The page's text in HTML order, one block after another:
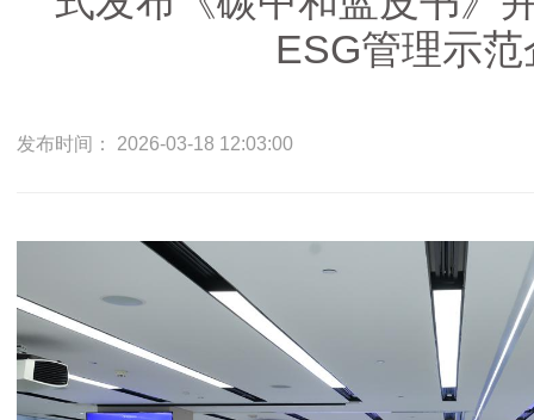
ESG管理示范
发布时间： 2026-03-18 12:03:00